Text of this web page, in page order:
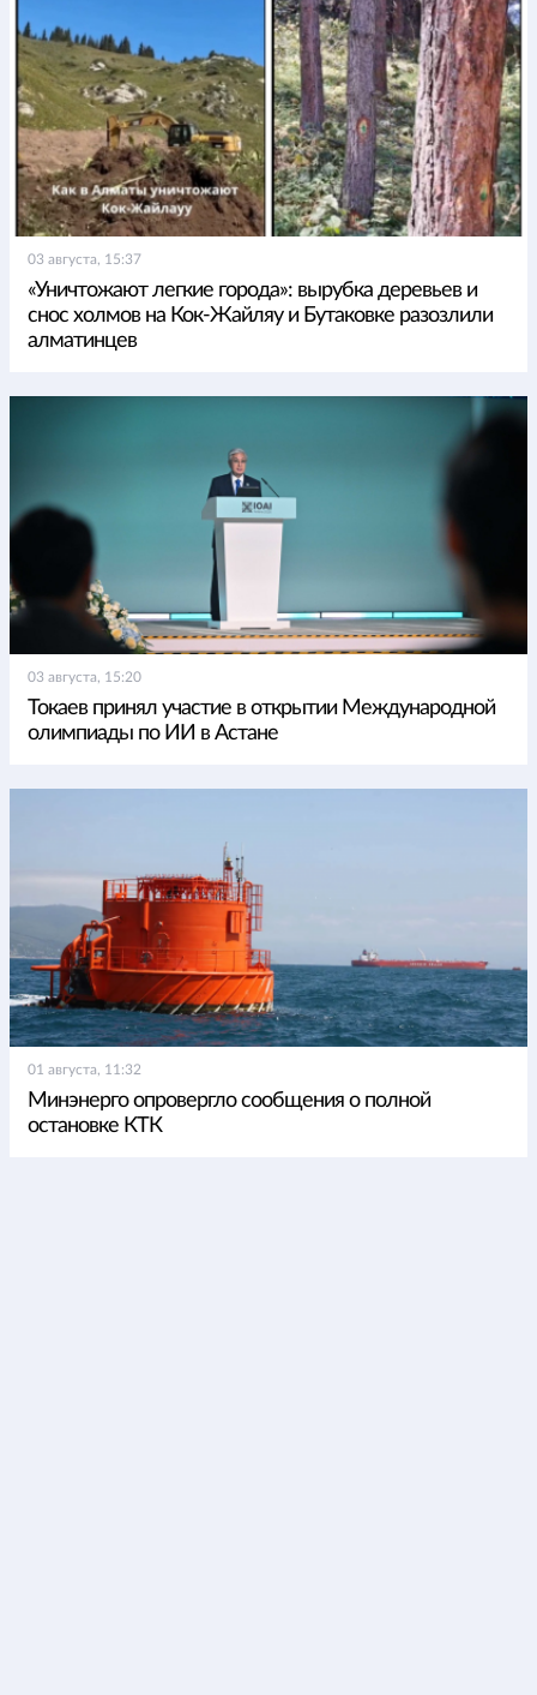
03 августа, 15:37
«Уничтожают легкие города»: вырубка деревьев и
снос холмов на Кок-Жайляу и Бутаковке разозлили
алматинцев
03 августа, 15:20
Токаев принял участие в открытии Международной
олимпиады по ИИ в Астане
01 августа, 11:32
Минэнерго опровергло сообщения о полной
остановке КТК